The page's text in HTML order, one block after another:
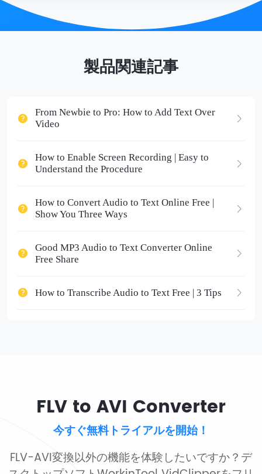
製品関連記事
From Newbie to Pro: How to Add Text Over
Video
How to Enable Screen Recording | Easy to
Understand the Procedure
How to Convert Audio to Text Online Free |
Show You Three Ways
Good MP3 Audio to Text Converter Online
Free Share
How to Transcribe Audio to Text Free | 3 Tips
FLV to AVI Converter
今すぐ無料トライアルを開始！
FLV-AVI変換以外の機能を体験したいですか？デ